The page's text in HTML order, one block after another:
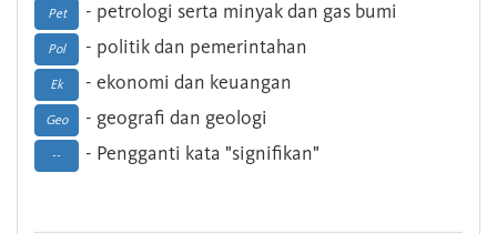
Pet - petrologi serta minyak dan gas bumi
Pol - politik dan pemerintahan
Ek - ekonomi dan keuangan
Geo - geografi dan geologi
-- - Pengganti kata "signifikan"